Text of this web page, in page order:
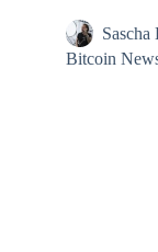
Sascha
Bitcoin